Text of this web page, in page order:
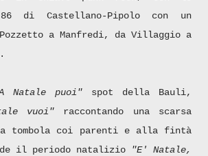
di Castellano-Pipolo con un
a Manfredi, da Villaggio a
Natale puoi" spot della Bauli,
vuoi" raccontando una scarsa
tombola coi parenti e alla fintà
il periodo natalizio
"E' Natale,